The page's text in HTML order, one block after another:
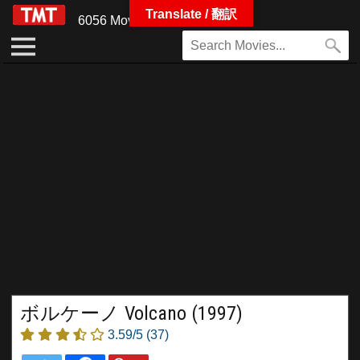
6056 Movies
ボルケーノ Volcano (1997)
3.59/5 (37)
Translate / 翻訳